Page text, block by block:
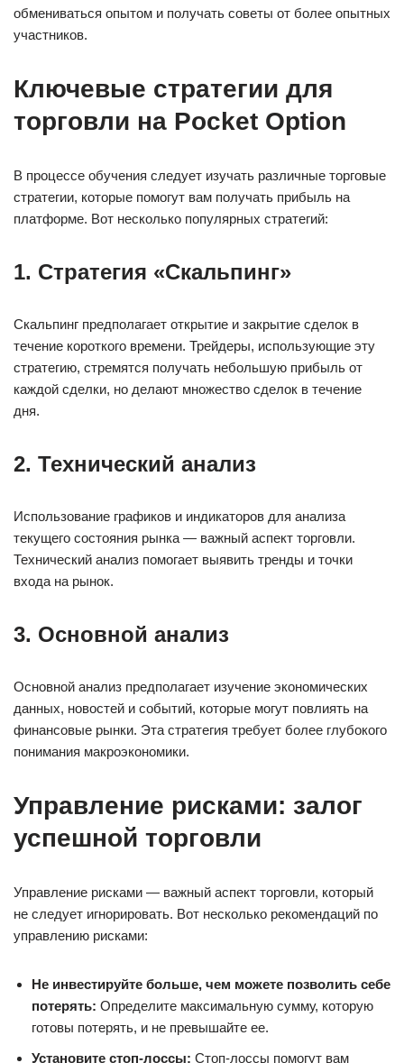
обмениваться опытом и получать советы от более опытных
участников.
Ключевые стратегии для
торговли на Pocket Option
В процессе обучения следует изучать различные торговые
стратегии, которые помогут вам получать прибыль на
платформе. Вот несколько популярных стратегий:
1. Стратегия «Скальпинг»
Скальпинг предполагает открытие и закрытие сделок в
течение короткого времени. Трейдеры, использующие эту
стратегию, стремятся получать небольшую прибыль от
каждой сделки, но делают множество сделок в течение
дня.
2. Технический анализ
Использование графиков и индикаторов для анализа
текущего состояния рынка — важный аспект торговли.
Технический анализ помогает выявить тренды и точки
входа на рынок.
3. Основной анализ
Основной анализ предполагает изучение экономических
данных, новостей и событий, которые могут повлиять на
финансовые рынки. Эта стратегия требует более глубокого
понимания макроэкономики.
Управление рисками: залог
успешной торговли
Управление рисками — важный аспект торговли, который
не следует игнорировать. Вот несколько рекомендаций по
управлению рисками:
Не инвестируйте больше, чем можете позволить себе
потерять: Определите максимальную сумму, которую
готовы потерять, и не превышайте ее.
Установите стоп-лоссы: Стоп-лоссы помогут вам